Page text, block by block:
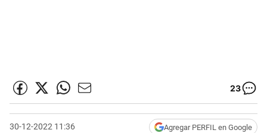
23
30-12-2022 11:36 Agregar PERFIL en Google